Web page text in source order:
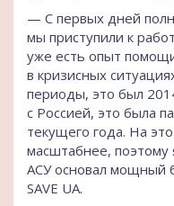
— С первых дней
мы приступили к
уже есть опыт
в кризисных
периоды, это был
с Россией, это была
текущего года. На
масштабнее,
АСУ основал мощный
SAVE UA.